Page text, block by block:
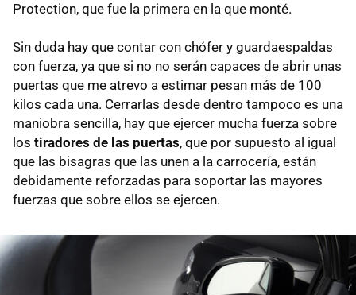
Protection, que fue la primera en la que monté.
Sin duda hay que contar con chófer y guardaespaldas
con fuerza, ya que si no no serán capaces de abrir unas
puertas que me atrevo a estimar pesan más de 100
kilos cada una. Cerrarlas desde dentro tampoco es una
maniobra sencilla, hay que ejercer mucha fuerza sobre
los tiradores de las puertas, que por supuesto al igual
que las bisagras que las unen a la carrocería, están
debidamente reforzadas para soportar las mayores
fuerzas que sobre ellos se ejercen.